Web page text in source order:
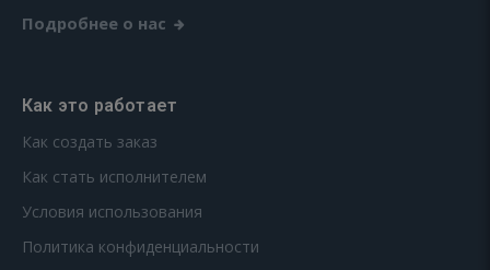
Подробнее о нас
Как это работает
Как создать заказ
Как стать исполнителем
Условия использования
Политика конфиденциальности